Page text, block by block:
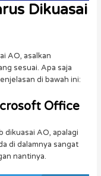
Dikuasai
AO, asalkan
sesuai. Apa saja
di bawah ini:
Office
dikuasai AO, apalagi
di dalamnya sangat
nantinya.